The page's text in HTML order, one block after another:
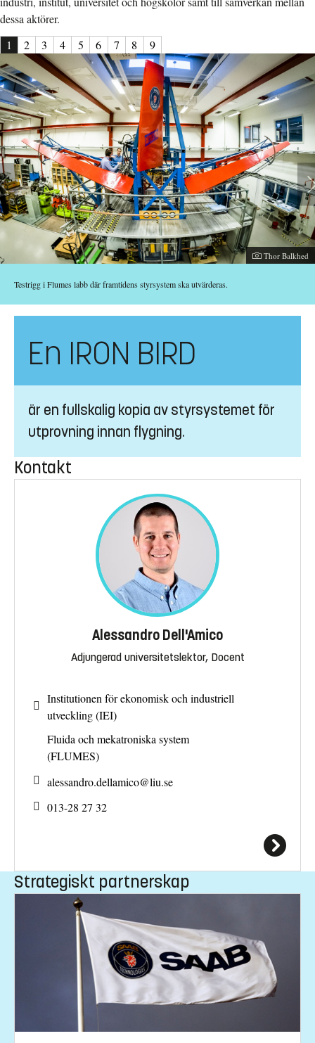
dessa aktörer.
1
2 3 4 5 6 7 8 9
Fotograf:
Thor Balkhed
Testrigg i Flumes labb där framtidens styrsystem ska utvärderas.
En IRON BIRD
är en fullskalig kopia av styrsystemet för
utprovning innan flygning.
Kontakt
Alessandro Dell'Amico
Adjungerad universitetslektor, Docent
Institutionen för ekonomisk och industriell
utveckling (IEI)
Fluida och mekatroniska system
(FLUMES)
alessandro.dellamico@liu.se
013-28 27 32
Strategiskt partnerskap